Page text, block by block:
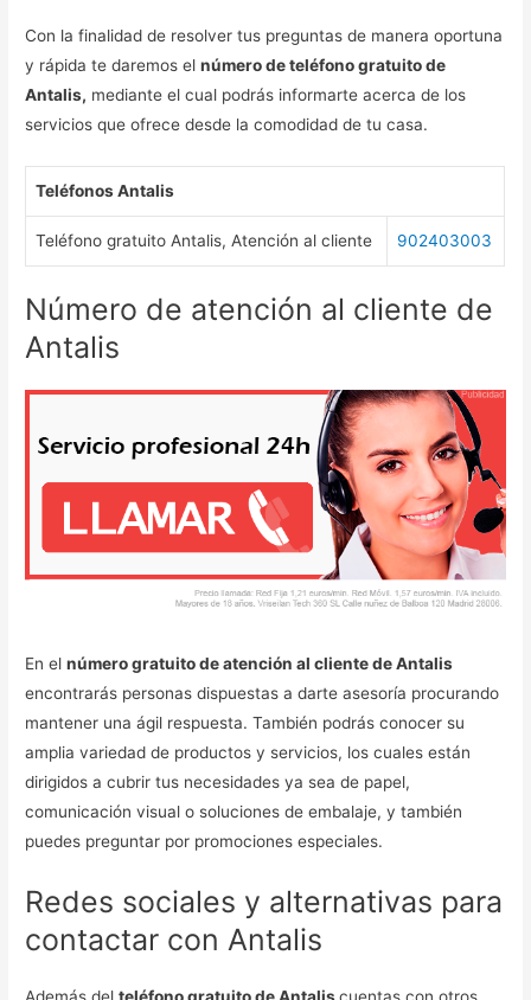
Con la finalidad de resolver tus preguntas de manera oportuna
y rápida te daremos elnúmero de teléfono gratuito de
Antalis, mediante el cual podrás informarte acerca de los
servicios que ofrece desde la comodidad de tu casa.
Teléfonos Antalis
Teléfono gratuito Antalis, Atención al cliente 902403003
Número de atención al cliente de
Antalis
En elnúmero gratuito de atención al cliente de Antalis
encontrarás personas dispuestas a darte asesoría procurando
mantener una ágil respuesta. También podrás conocer su
amplia variedad de productos y servicios, los cuales están
dirigidos a cubrir tus necesidades ya sea de papel,
comunicación visual o soluciones de embalaje, y también
puedes preguntar por promociones especiales.
Redes sociales y alternativas para
contactar con Antalis